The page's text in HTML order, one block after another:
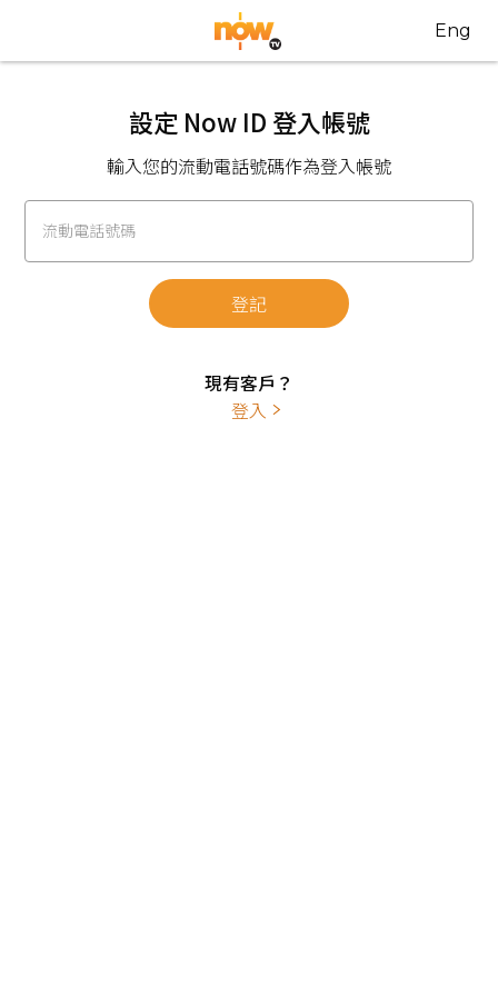
Eng
設定 Now ID 登入帳號
輸入您的流動電話號碼作為登入帳號
流動電話號碼
登記
現有客戶？
登入